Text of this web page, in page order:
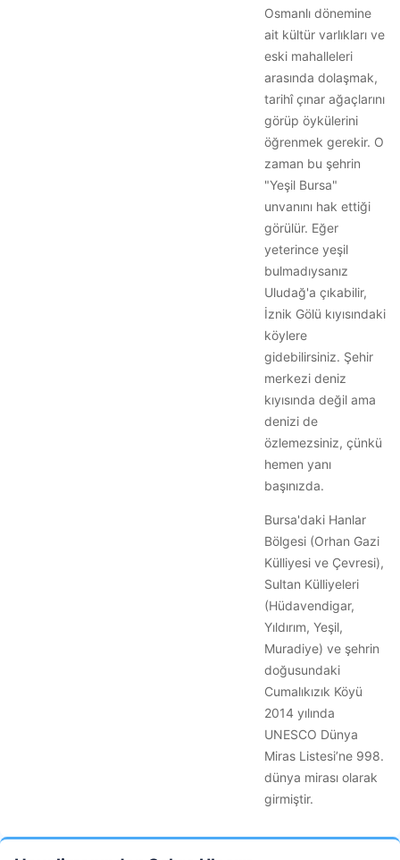
Osmanlı dönemine
ait kültür varlıkları ve
eski mahalleleri
arasında dolaşmak,
tarihî çınar ağaçlarını
görüp öykülerini
öğrenmek gerekir. O
zaman bu şehrin
"Yeşil Bursa"
unvanını hak ettiği
görülür. Eğer
yeterince yeşil
bulmadıysanız
Uludağ'a çıkabilir,
İznik Gölü kıyısındaki
köylere
gidebilirsiniz. Şehir
merkezi deniz
kıyısında değil ama
denizi de
özlemezsiniz, çünkü
hemen yanı
başınızda.
Bursa'daki Hanlar
Bölgesi (Orhan Gazi
Külliyesi ve Çevresi),
Sultan Külliyeleri
(Hüdavendigar,
Yıldırım, Yeşil,
Muradiye) ve şehrin
doğusundaki
Cumalıkızık Köyü
2014 yılında
UNESCO Dünya
Miras Listesi’ne 998.
dünya mirası olarak
girmiştir.